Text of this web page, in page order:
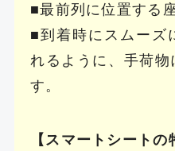
■最前列に位置する
■到着時にスムーズ
れるように、手荷物
す。
【スマートシートの